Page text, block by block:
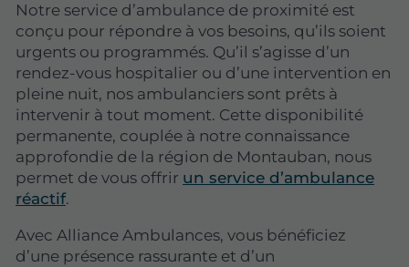
Notre service d’ambulance de proximité est
conçu pour répondre à vos besoins, qu’ils soient
urgents ou programmés. Qu’il s’agisse d’un
rendez-vous hospitalier ou d’une intervention en
pleine nuit, nos ambulanciers sont prêts à
intervenir à tout moment. Cette disponibilité
permanente, couplée à notre connaissance
approfondie de la région de Montauban, nous
permet de vous offrir un service d’ambulance
réactif.
Avec Alliance Ambulances, vous bénéficiez
d’une présence rassurante et d’un